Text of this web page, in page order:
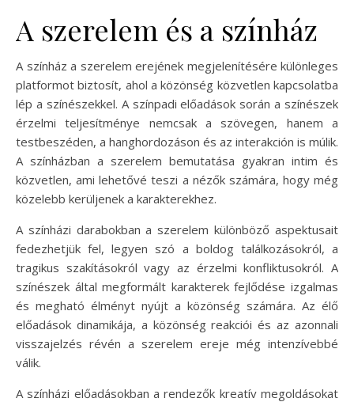
A szerelem és a színház
A színház a szerelem erejének megjelenítésére különleges
platformot biztosít, ahol a közönség közvetlen kapcsolatba
lép a színészekkel. A színpadi előadások során a színészek
érzelmi teljesítménye nemcsak a szövegen, hanem a
testbeszéden, a hanghordozáson és az interakción is múlik.
A színházban a szerelem bemutatása gyakran intim és
közvetlen, ami lehetővé teszi a nézők számára, hogy még
közelebb kerüljenek a karakterekhez.
A színházi darabokban a szerelem különböző aspektusait
fedezhetjük fel, legyen szó a boldog találkozásokról, a
tragikus szakításokról vagy az érzelmi konfliktusokról. A
színészek által megformált karakterek fejlődése izgalmas
és megható élményt nyújt a közönség számára. Az élő
előadások dinamikája, a közönség reakciói és az azonnali
visszajelzés révén a szerelem ereje még intenzívebbé
válik.
A színházi előadásokban a rendezők kreatív megoldásokat